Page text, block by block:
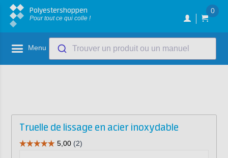
Polyestershoppen
Pour tout ce qui colle !
0
Menu Trouver un produit ou un manuel
Truelle de lissage en acier inoxydable